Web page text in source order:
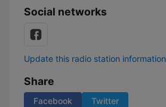
Social networks
Update this radio station information
Share
Facebook Twitter